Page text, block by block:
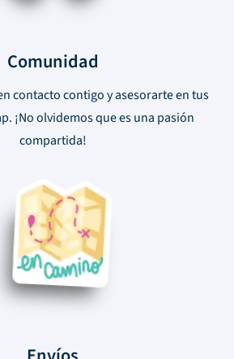
Comunidad
contacto contigo y asesorarte en tus
¡No olvidemos que es una pasión
compartida!